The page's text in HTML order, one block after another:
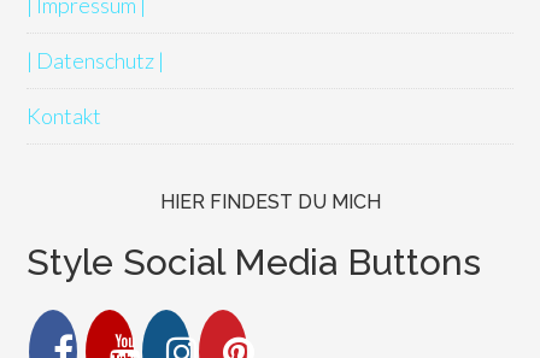
| Datenschutz |
Kontakt
HIER FINDEST DU MICH
Style Social Media Buttons